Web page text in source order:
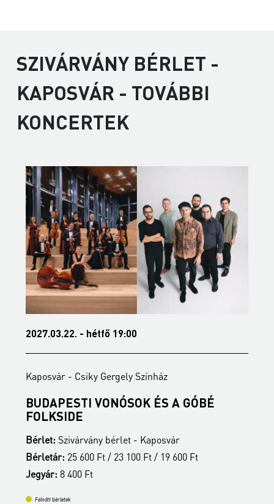
SZIVÁRVÁNY BÉRLET -
KAPOSVÁR - TOVÁBBI
KONCERTEK
2027.03.22. - hétfő 19:00
Kaposvár - Csiky Gergely Színház
BUDAPESTI VONÓSOK ÉS A GÓBÉ
FOLKSIDE
Bérlet: Szivárvány bérlet - Kaposvár
Bérletár: 25 600 Ft / 23 100 Ft / 19 600 Ft
Jegyár: 8 400 Ft
Felnőtt bérletek